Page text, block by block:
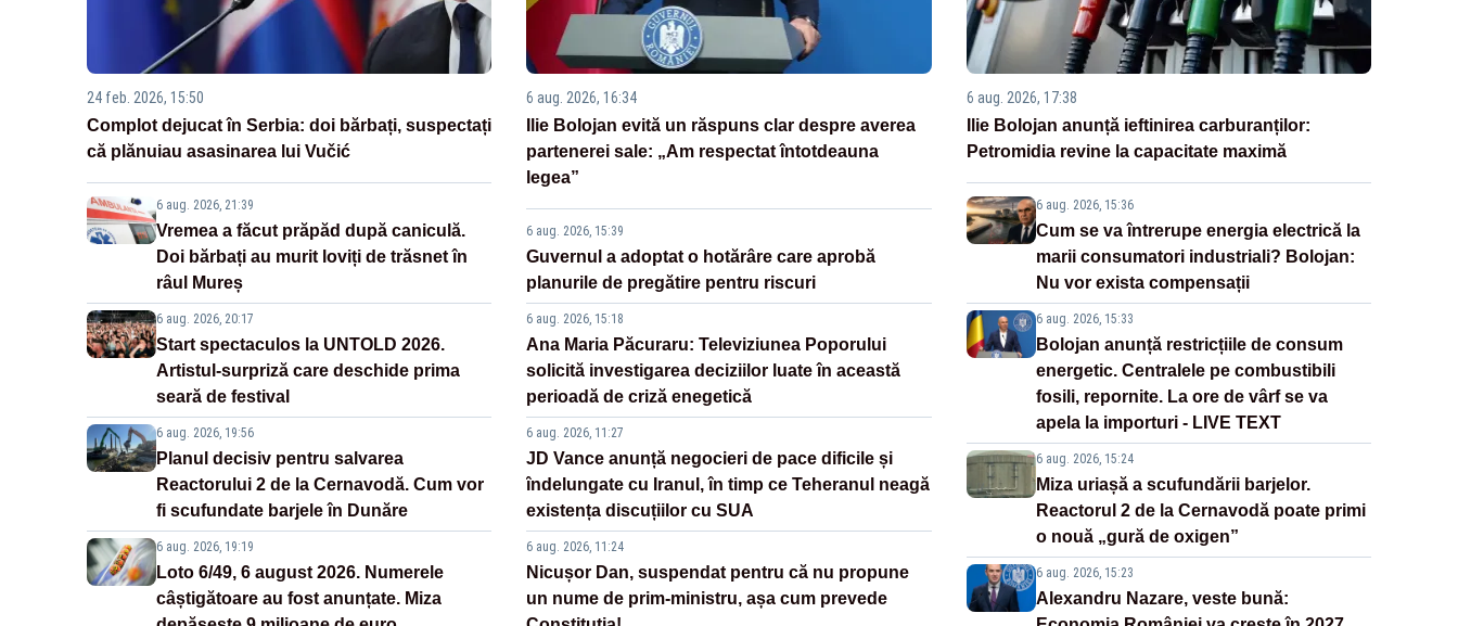
24 feb. 2026, 15:50
Complot dejucat în Serbia: doi bărbați, suspectați
că plănuiau asasinarea lui Vučić
6 aug. 2026, 21:39
Vremea a făcut prăpăd după caniculă.
Doi bărbați au murit loviți de trăsnet în
râul Mureș
6 aug. 2026, 20:17
Start spectaculos la UNTOLD 2026.
Artistul-surpriză care deschide prima
seară de festival
6 aug. 2026, 19:56
Planul decisiv pentru salvarea
Reactorului 2 de la Cernavodă. Cum vor
fi scufundate barjele în Dunăre
6 aug. 2026, 19:19
Loto 6/49, 6 august 2026. Numerele
câștigătoare au fost anunțate. Miza
6 aug. 2026, 16:34
Ilie Bolojan evită un răspuns clar despre averea
partenerei sale: „Am respectat întotdeauna
legea”
6 aug. 2026, 15:39
Guvernul a adoptat o hotărâre care aprobă
planurile de pregătire pentru riscuri
6 aug. 2026, 15:18
Ana Maria Păcuraru: Televiziunea Poporului
solicită investigarea deciziilor luate în această
perioadă de criză enegetică
6 aug. 2026, 11:27
JD Vance anunță negocieri de pace dificile și
îndelungate cu Iranul, în timp ce Teheranul neagă
existența discuțiilor cu SUA
6 aug. 2026, 11:24
Nicușor Dan, suspendat pentru că nu propune
un nume de prim-ministru, așa cum prevede
6 aug. 2026, 17:38
Ilie Bolojan anunță ieftinirea carburanților:
Petromidia revine la capacitate maximă
6 aug. 2026, 15:36
Cum se va întrerupe energia electrică la
marii consumatori industriali? Bolojan:
Nu vor exista compensații
6 aug. 2026, 15:33
Bolojan anunță restricțiile de consum
energetic. Centralele pe combustibili
fosili, repornite. La ore de vârf se va
apela la importuri - LIVE TEXT
6 aug. 2026, 15:24
Miza uriașă a scufundării barjelor.
Reactorul 2 de la Cernavodă poate primi
o nouă „gură de oxigen”
6 aug. 2026, 15:23
Alexandru Nazare, veste bună: